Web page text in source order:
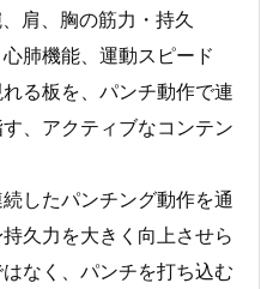
肩、胸の筋力・持久
肺機能、運動スピード
る板を、パンチ動作で連
、アクティブなコンテン
したパンチング動作を通
久力を大きく向上させら
なく、パンチを打ち込む